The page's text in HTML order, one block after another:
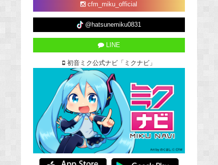
cfm_miku_official
@hatsunemiku0831
LINE
初音ミク公式ナビ「ミクナビ」